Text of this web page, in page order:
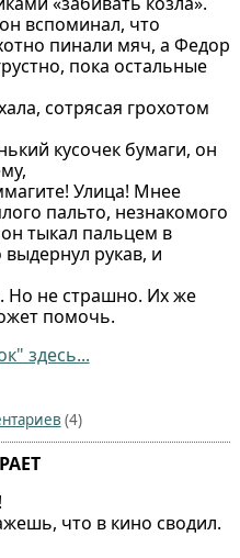
вспоминал, что
пинали мяч, а Федор
пока остальные
сотрясая грохотом
кусочек бумаги, он
Улица! Мнее
пальто, незнакомого
тыкал пальцем в
рукав, и
Но не страшно. Их же
помочь.
здесь...
(4)
что в кино сводил.